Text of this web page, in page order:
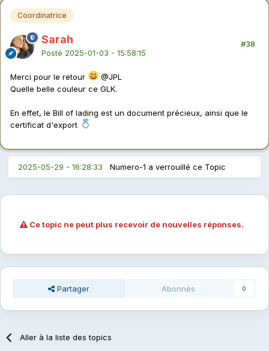
Coordinatrice
Sarah
Posté 2025-01-03 - 15:58:15
#38
Merci pour le retour
@JPL
Quelle belle couleur ce GLK.
En effet, le Bill of lading est un document précieux, ainsi que le
certificat d'export
2025-05-29 - 16:28:33 Numero-1 a verrouillé ce Topic
Ce topic ne peut plus recevoir de nouvelles réponses.
Partager Abonnés 0
Aller à la liste des topics